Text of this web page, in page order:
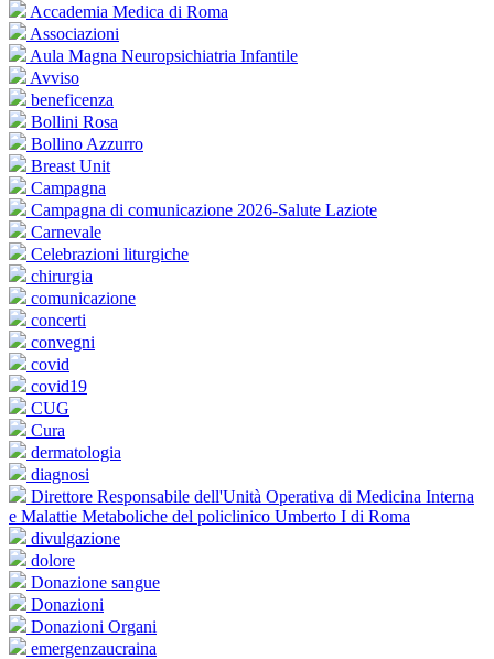
Accademia Medica di Roma
Associazioni
Aula Magna Neuropsichiatria Infantile
Avviso
beneficenza
Bollini Rosa
Bollino Azzurro
Breast Unit
Campagna
Campagna di comunicazione 2026-Salute Laziote
Carnevale
Celebrazioni liturgiche
chirurgia
comunicazione
concerti
convegni
covid
covid19
CUG
Cura
dermatologia
diagnosi
Direttore Responsabile dell'Unità Operativa di Medicina Interna
e Malattie Metaboliche del policlinico Umberto I di Roma
divulgazione
dolore
Donazione sangue
Donazioni
Donazioni Organi
emergenzaucraina